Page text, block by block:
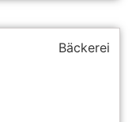
Bäckerei